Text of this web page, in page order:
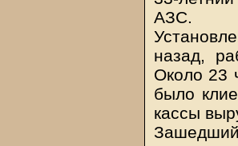
АЗС.
назад,
Около 23
было
кассы